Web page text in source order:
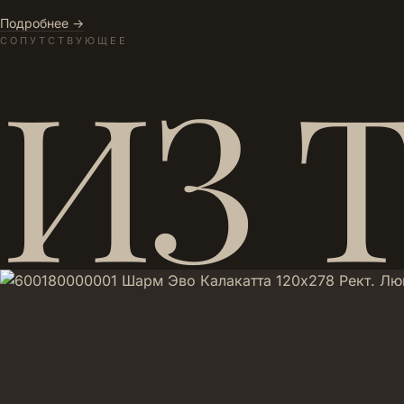
Подробнее →
СОПУТСТВУЮЩЕЕ
ИЗ